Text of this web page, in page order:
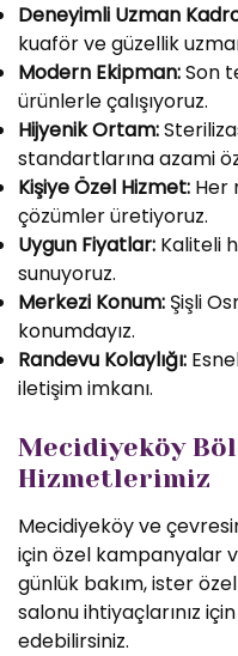
Deneyimli Uzman
kuaför ve güzellik
Modern Ekipman:Son
ürünlerle çalışıyoruz.
Hijyenik Ortam:
standartlarına azami
Kişiye Özel Hizmet: Her
çözümler üretiyoruz.
Uygun Fiyatlar: Kaliteli
sunuyoruz.
Merkezi Konum: Şişli
konumdayız.
Randevu Kolaylığı:
iletişim imkanı.
Mecidiyeköy
Hizmetlerimiz
Mecidiyeköy ve
için özel kampanyalar
günlük bakım, ister
salonu ihtiyaçlarınız
edebilirsiniz.